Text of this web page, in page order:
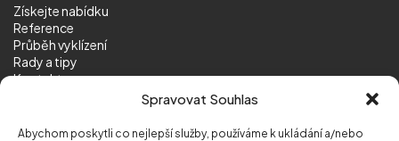
Spravovat Souhlas
Abychom poskytli co nejlepší služby, používáme k ukládání a/nebo
Získejte nabídku
Reference
Průběh vyklízení
Rady a tipy
Kontakt